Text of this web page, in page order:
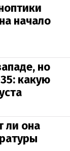
начало
но
какую
ли она